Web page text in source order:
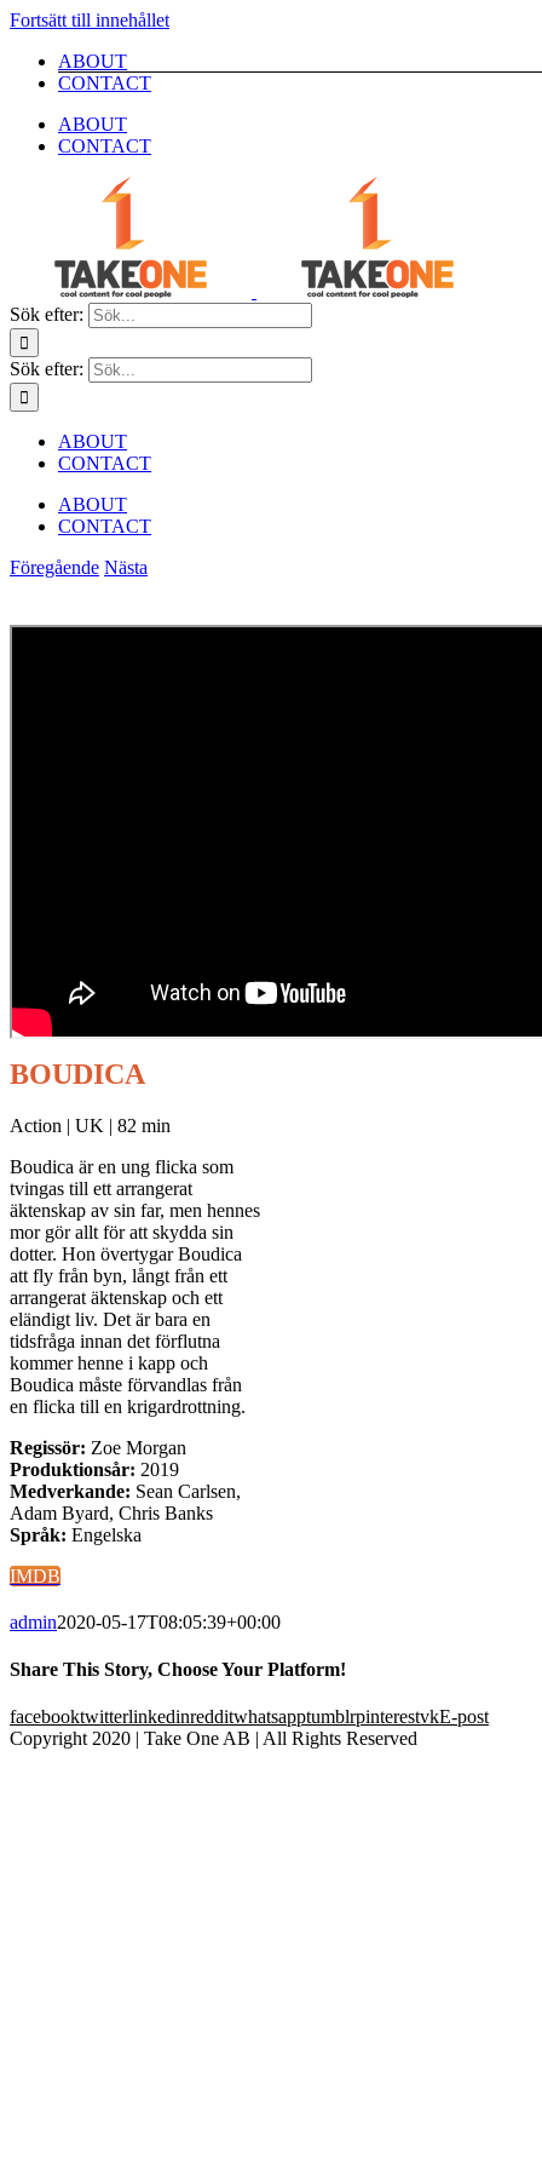
Fortsätt till innehållet
ABOUT
CONTACT
ABOUT
CONTACT
Sök efter:
Sök efter:
ABOUT
CONTACT
ABOUT
CONTACT
Föregående Nästa
BOUDICA
Action | UK | 82 min
Boudica är en ung flicka som
tvingas till ett arrangerat
äktenskap av sin far, men hennes
mor gör allt för att skydda sin
dotter. Hon övertygar Boudica
att fly från byn, långt från ett
arrangerat äktenskap och ett
eländigt liv. Det är bara en
tidsfråga innan det förflutna
kommer henne i kapp och
Boudica måste förvandlas från
en flicka till en krigardrottning.
Regissör: Zoe Morgan
Produktionsår: 2019
Medverkande: Sean Carlsen,
Adam Byard, Chris Banks
Språk: Engelska
IMDB
admin2020-05-17T08:05:39+00:00
Share This Story, Choose Your Platform!
facebooktwitterlinkedinredditwhatsapptumblrpinterestvkE-post
Copyright 2020 | Take One AB | All Rights Reserved